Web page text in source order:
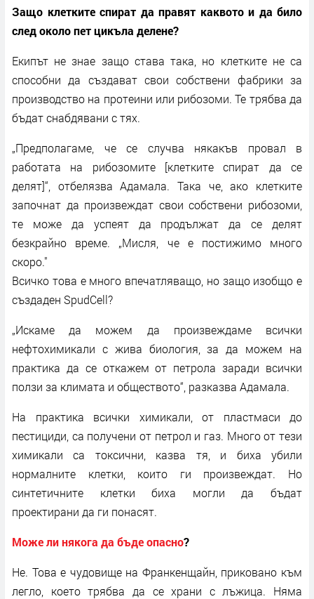
Защо клетките спират да правят каквото и да било
след около пет цикъла делене?
Екипът не знае защо става така, но клетките не са
способни да създават свои собствени фабрики за
производство на протеини или рибозоми. Те трябва да
бъдат снабдявани с тях.
„Предполагаме, че се случва някакъв провал в
работата на рибозомите [клетките спират да се
делят]“, отбелязва Адамала. Така че, ако клетките
започнат да произвеждат свои собствени рибозоми,
те може да успеят да продължат да се делят
безкрайно време. „Мисля, че е постижимо много
скоро."
Всичко това е много впечатляващо, но защо изобщо е
създаден SpudCell?
„Искаме да можем да произвеждаме всички
нефтохимикали с жива биология, за да можем на
практика да се откажем от петрола заради всички
ползи за климата и обществото“, разказва Адамала.
На практика всички химикали, от пластмаси до
пестициди, са получени от петрол и газ. Много от тези
химикали са токсични, казва тя, и биха убили
нормалните клетки, които ги произвеждат. Но
синтетичните клетки биха могли да бъдат
проектирани да ги понасят.
Може ли някога да бъде опасно?
Не. Това е чудовище на Франкенщайн, приковано към
легло, което трябва да се храни с лъжица. Няма